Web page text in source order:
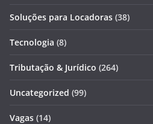
Soluções para Locadoras (38)
Tecnologia (8)
Tributação & Jurídico (264)
Uncategorized (99)
Vagas (14)